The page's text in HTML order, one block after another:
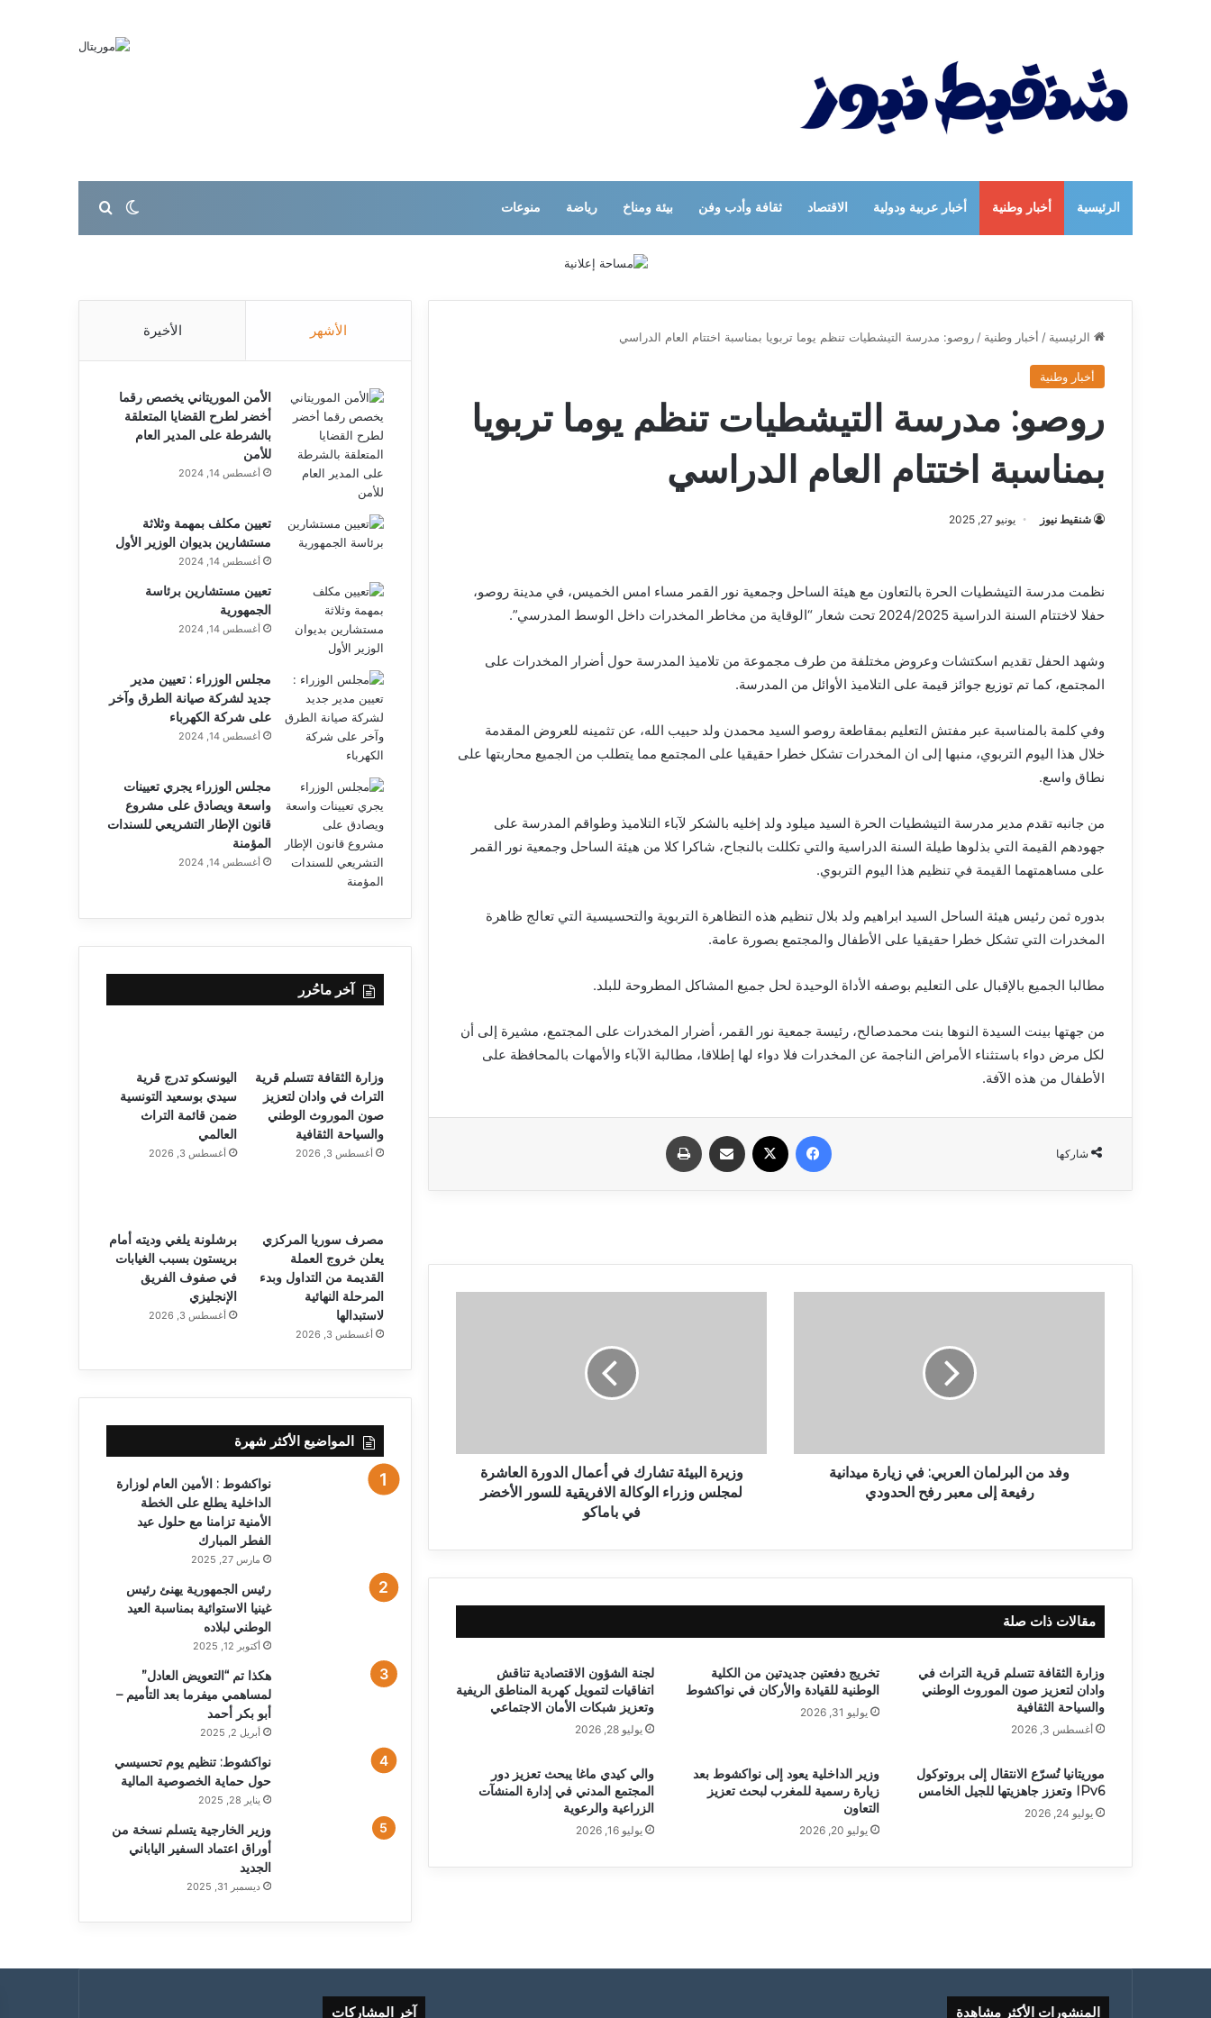
الرئيسية أخبار وطنية أخبار عربية ودولية الاقتصاد ثقافة وأدب وفن بيئة ومناخ رياضة منوعات الوضع المظلم
بحث عن
الرئيسية / أخبار وطنية /روصو: مدرسة التيشطيات تنظم يوما تربويا بمناسبة اختتام العام الدراسي
أخبار وطنية
روصو: مدرسة التيشطيات تنظم يوما تربويا
بمناسبة اختتام العام الدراسي
شنقيط نيوز يونيو 27, 2025
نظمت مدرسة التيشطيات الحرة بالتعاون مع هيئة الساحل وجمعية نور القمر مساء امس الخميس، في مدينة روصو،
حفلا لاختتام السنة الدراسية 2024/2025 تحت شعار “الوقاية من مخاطر المخدرات داخل الوسط المدرسي”.
وشهد الحفل تقديم اسكتشات وعروض مختلفة من طرف مجموعة من تلاميذ المدرسة حول أضرار المخدرات على
المجتمع، كما تم توزيع جوائز قيمة على التلاميذ الأوائل من المدرسة.
وفي كلمة بالمناسبة عبر مفتش التعليم بمقاطعة روصو السيد محمدن ولد حبيب الله، عن تثمينه للعروض المقدمة
خلال هذا اليوم التربوي، منبها إلى ان المخدرات تشكل خطرا حقيقيا على المجتمع مما يتطلب من الجميع محاربتها على
نطاق واسع.
من جانبه تقدم مدير مدرسة التيشطيات الحرة السيد ميلود ولد إخليه بالشكر لآباء التلاميذ وطواقم المدرسة على
جهودهم القيمة التي بذلوها طيلة السنة الدراسية والتي تكللت بالنجاح، شاكرا كلا من هيئة الساحل وجمعية نور القمر
على مساهمتهما القيمة في تنظيم هذا اليوم التربوي.
بدوره ثمن رئيس هيئة الساحل السيد ابراهيم ولد بلال تنظيم هذه التظاهرة التربوية والتحسيسية التي تعالج ظاهرة
المخدرات التي تشكل خطرا حقيقيا على الأطفال والمجتمع بصورة عامة.
مطالبا الجميع بالإقبال على التعليم بوصفه الأداة الوحيدة لحل جميع المشاكل المطروحة للبلد.
من جهتها بينت السيدة النوها بنت محمدصالح، رئيسة جمعية نور القمر، أضرار المخدرات على المجتمع، مشيرة إلى أن
لكل مرض دواء باستثناء الأمراض الناجمة عن المخدرات فلا دواء لها إطلاقا، مطالبة الآباء والأمهات بالمحافظة على
الأطفال من هذه الآفة.
شاركها
فيسبوك مشاركة عبر البريد
وفد من البرلمان العربي: في زيارة ميدانية
رفيعة إلى معبر رفح الحدودي
وزيرة البيئة تشارك في أعمال الدورة العاشرة
لمجلس وزراء الوكالة الافريقية للسور الأخضر
في باماكو
مقالات ذات صلة
وزارة الثقافة تتسلم قرية التراث في
وادان لتعزيز صون الموروث الوطني
والسياحة الثقافية
أغسطس 3, 2026
تخريج دفعتين جديدتين من الكلية
الوطنية للقيادة والأركان في نواكشوط
يوليو 31, 2026
لجنة الشؤون الاقتصادية تناقش
اتفاقيات لتمويل كهربة المناطق الريفية
وتعزيز شبكات الأمان الاجتماعي
يوليو 28, 2026
موريتانيا تُسرّع الانتقال إلى بروتوكول
IPv6 وتعزز جاهزيتها للجيل الخامس
يوليو 24, 2026
وزير الداخلية يعود إلى نواكشوط بعد
زيارة رسمية للمغرب لبحث تعزيز
التعاون
يوليو 20, 2026
والي كيدي ماغا يبحث تعزيز دور
المجتمع المدني في إدارة المنشآت
الزراعية والرعوية
يوليو 16, 2026
الأشهر الأخيرة
الأمن الموريتاني يخصص رقما
أخضر لطرح القضايا المتعلقة
بالشرطة على المدير العام
للأمن
أغسطس 14, 2024
تعيين مكلف بمهمة وثلاثة
مستشارين بديوان الوزير الأول
أغسطس 14, 2024
تعيين مستشارين برئاسة
الجمهورية
أغسطس 14, 2024
مجلس الوزراء : تعيين مدير
جديد لشركة صيانة الطرق وآخر
على شركة الكهرباء
أغسطس 14, 2024
مجلس الوزراء يجري تعيينات
واسعة ويصادق على مشروع
قانون الإطار التشريعي للسندات
المؤمنة
أغسطس 14, 2024
آخر ماحُرر
وزارة الثقافة تتسلم قرية
التراث في وادان لتعزيز
صون الموروث الوطني
والسياحة الثقافية
أغسطس 3, 2026
اليونسكو تدرج قرية
سيدي بوسعيد التونسية
ضمن قائمة التراث
العالمي
أغسطس 3, 2026
مصرف سوريا المركزي
يعلن خروج العملة
القديمة من التداول وبدء
المرحلة النهائية
لاستبدالها
أغسطس 3, 2026
برشلونة يلغي وديته أمام
بريستون بسبب الغيابات
في صفوف الفريق
الإنجليزي
أغسطس 3, 2026
المواضيع الأكثر شهرة
نواكشوط : الأمين العام لوزارة
الداخلية يطلع على الخطة
الأمنية تزامنا مع حلول عيد
الفطر المبارك
مارس 27, 2025
رئيس الجمهورية يهنئ رئيس
غينيا الاستوائية بمناسبة العيد
الوطني لبلاده
أكتوبر 12, 2025
هكذا تم “التعويض العادل”
لمساهمي ميفرما بعد التأميم –
أبو بكر أحمد
أبريل 2, 2025
نواكشوط: تنظيم يوم تحسيسي
حول حماية الخصوصية المالية
يناير 28, 2025
وزير الخارجية يتسلم نسخة من
أوراق اعتماد السفير الياباني
الجديد
ديسمبر 31, 2025
المنشورات الأكثر مشاهدة آخر المشاركات